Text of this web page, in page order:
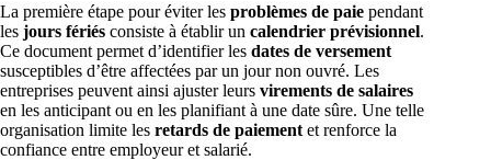
La première étape pour éviter les problèmes de paie pendant
les jours fériés consiste à établir un calendrier prévisionnel.
Ce document permet d’identifier les dates de versement
susceptibles d’être affectées par un jour non ouvré. Les
entreprises peuvent ainsi ajuster leurs virements de salaires
en les anticipant ou en les planifiant à une date sûre. Une telle
organisation limite les retards de paiement et renforce la
confiance entre employeur et salarié.